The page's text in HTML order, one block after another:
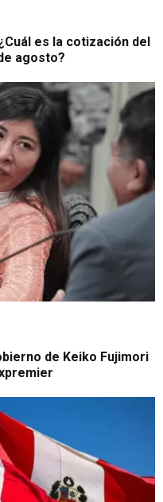
es la cotización del
agosto?
de Keiko Fujimori